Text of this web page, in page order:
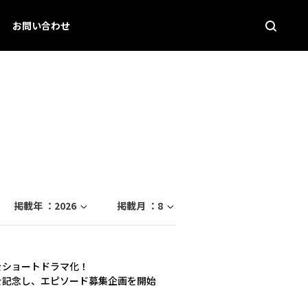
お問い合わせ
掲載年 ： 2026 掲載月 ： 8
ョートドラマ化！
念し、エピソード募集企画を開始